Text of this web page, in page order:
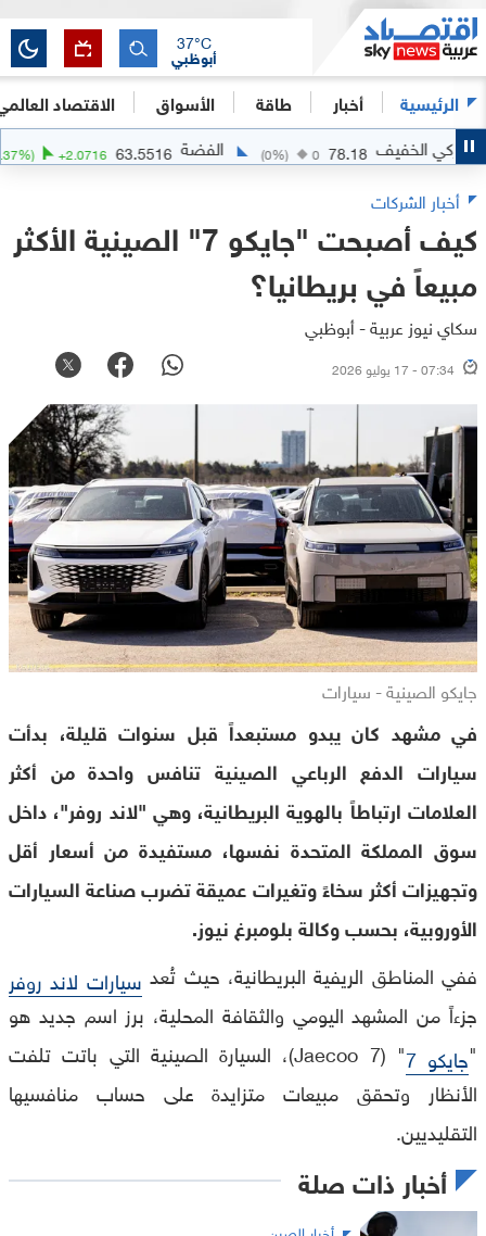
الرئيسية أخبار طاقة الأسواق الاقتصاد
أبوظبي
37°C
78.18
0
(0%) الفضة 63.5516
+2.0716
(+3.37%)
أخبار الشركات
كيف أصبحت "جايكو 7" الصينية الأكثر
مبيعاً في بريطانيا؟
سكاي نيوز عربية - أبوظبي
07:34 - 17 يوليو 2026
جايكو الصينية - سيارات
في مشهد كان يبدو مستبعداً قبل سنوات قليلة، بدأت
سيارات الدفع الرباعي الصينية تنافس واحدة من أكثر
العلامات ارتباطاً بالهوية البريطانية، وهي "لاند روفر"، داخل
سوق المملكة المتحدة نفسها، مستفيدة من أسعار أقل
وتجهيزات أكثر سخاءً وتغيرات عميقة تضرب صناعة السيارات
الأوروبية، بحسب وكالة بلومبرغ نيوز.
ففي المناطق الريفية البريطانية، حيث تُعد سيارات لاند روفر
جزءاً من المشهد اليومي والثقافة المحلية، برز اسم جديد هو
"جايكو 7
" (Jaecoo 7)، السيارة الصينية التي باتت تلفت
الأنظار وتحقق مبيعات متزايدة على حساب منافسيها
التقليديين.
أخبار ذات صلة